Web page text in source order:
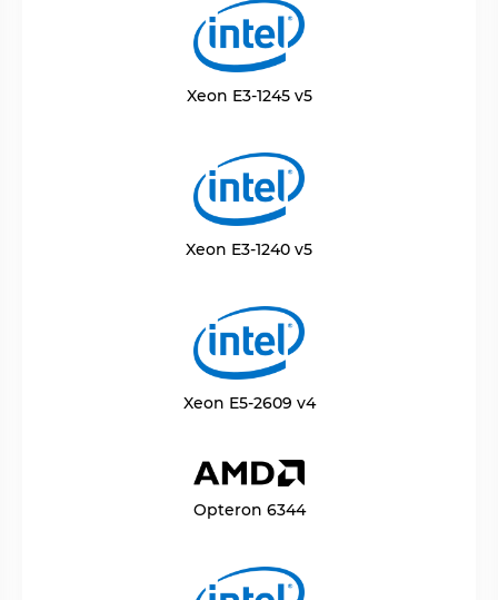
Xeon E3-1245 v5
Xeon E3-1240 v5
Xeon E5-2609 v4
Opteron 6344